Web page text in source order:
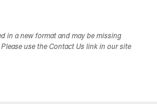
in a new format and may be missing
use the Contact Us link in our site